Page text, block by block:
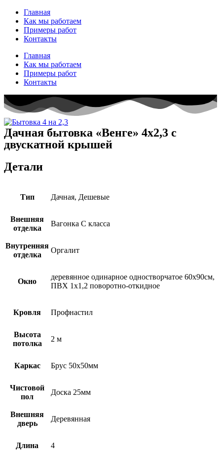
Перейти
содержимому
Главная
Как мы работаем
Примеры работ
Контакты
Главная
Как мы работаем
Примеры работ
Контакты
Дачная бытовка «Венге» 4х2,3 с
двускатной крышей
Детали
Тип Дачная, Дешевые
Внешняя
отделка
Вагонка С класса
Внутренняя
отделка
Оргалит
Окно
деревянное одинарное одностворчатое 60х90см,
ПВХ 1х1,2 поворотно-откидное
Кровля Профнастил
Высота
потолка
2 м
Каркас Брус 50х50мм
Чистовой
пол
Доска 25мм
Внешняя
дверь
Деревянная
Длина 4